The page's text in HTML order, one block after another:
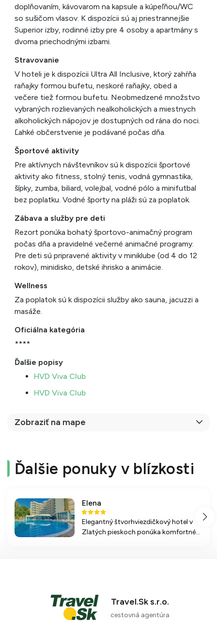
doplňovaním, kávovarom na kapsule a kúpeľňou/WC
so sušičom vlasov. K dispozícii sú aj priestrannejšie
Superior izby, rodinné izby pre 4 osoby a apartmány s
dvoma priechodnými izbami.
Stravovanie
V hoteli je k dispozícii Ultra All Inclusive, ktorý zahŕňa
raňajky formou bufetu, neskoré raňajky, obed a
večere tiež formou bufetu. Neobmedzené množstvo
vybraných rozlievaných nealkoholických a miestnych
alkoholických nápojov je dostupných od rána do noci.
Ľahké občerstvenie je podávané počas dňa.
Športové aktivity
Pre aktívnych návštevníkov sú k dispozícii športové
aktivity ako fitness, stolný tenis, vodná gymnastika,
šípky, zumba, biliard, volejbal, vodné pólo a minifutbal
bez poplatku. Vodné športy na pláži sú za poplatok.
Zábava a služby pre deti
Rezort ponúka bohatý športovo-animačný program
počas dňa a pravidelné večerné animačné programy.
Pre deti sú pripravené aktivity v miniklube (od 4 do 12
rokov), minidisko, detské ihrisko a animácie.
Wellness
Za poplatok sú k dispozícii služby ako sauna, jacuzzi a
masáže.
Oficiálna kategória
****
Ďalšie popisy
HVD Viva Club
HVD Viva Club
Zobraziť na mape
Ďalšie ponuky v blízkosti
Elena
Elegantný štvorhviezdičkový hotel v
Zlatých pieskoch ponúka komfortné
Travel.Sk s.r.o.
cestovná agentúra